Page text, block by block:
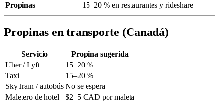
Propinas
15–20 % en restaurantes y rideshare
Propinas en transporte (Canadá)
Servicio
Propina sugerida
Uber / Lyft
15–20 %
Taxi
15–20 %
SkyTrain / autobús No se espera
Maletero de hotel
$2–5 CAD por maleta